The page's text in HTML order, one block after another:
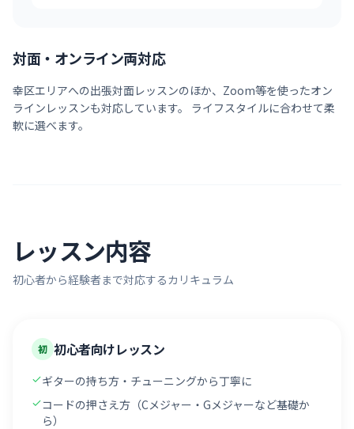
対面・オンライン両対応
幸区エリアへの出張対面レッスンのほか、Zoom等を使ったオン
ラインレッスンも対応しています。 ライフスタイルに合わせて柔
軟に選べます。
レッスン内容
初心者から経験者まで対応するカリキュラム
初 初心者向けレッスン
ギターの持ち方・チューニングから丁寧に
コードの押さえ方（Cメジャー・Gメジャーなど基礎か
ら）